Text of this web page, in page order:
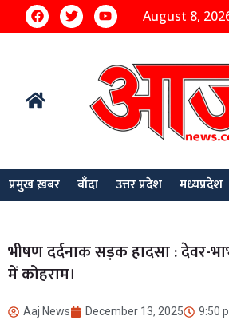
August 8,
प्रमुख ख़बर बाँदा उत्तर प्रदेश मध्यप्रदेश
भीषण दर्दनाक सड़क हादसा : देवर-
में कोहराम।
Aaj News December 13, 2025 9:50